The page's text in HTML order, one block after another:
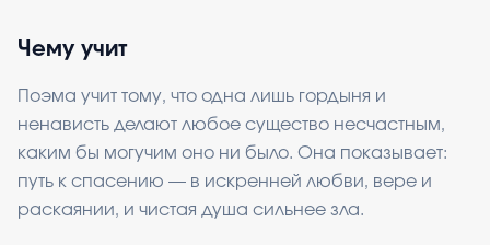
Чему учит
Поэма учит тому, что одна лишь гордыня и
ненависть делают любое существо несчастным,
каким бы могучим оно ни было. Она показывает:
путь к спасению — в искренней любви, вере и
раскаянии, и чистая душа сильнее зла.